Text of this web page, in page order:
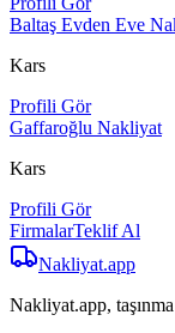
Baltaş Evden Eve
Kars
Profili Gör
Gaffaroğlu Nakliyat
Kars
Profili Gör
FirmalarTeklif Al
Nakliyat.app
Nakliyat.app,